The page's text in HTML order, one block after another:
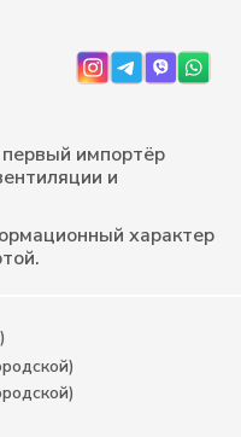
импортёр
и
характер